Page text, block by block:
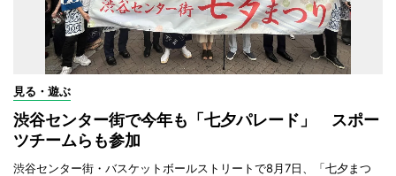
見る・遊ぶ
渋谷センター街で今年も「七夕パレード」 スポー
ツチームらも参加
渋谷センター街・バスケットボールストリートで8月7日、「七夕まつ